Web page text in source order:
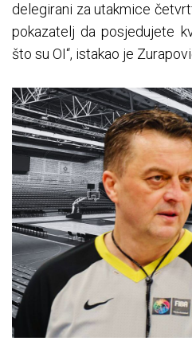
delegirani za utakmice
pokazatelj da posjedujete
što su OI“, istakao je